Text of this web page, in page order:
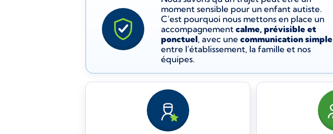
moment sensible pour un enfant autiste.
C’est pourquoi nous mettons en place un
accompagnementcalme, prévisible et
ponctuel, avec une communication simple
entre l’établissement, la famille et nos
équipes.